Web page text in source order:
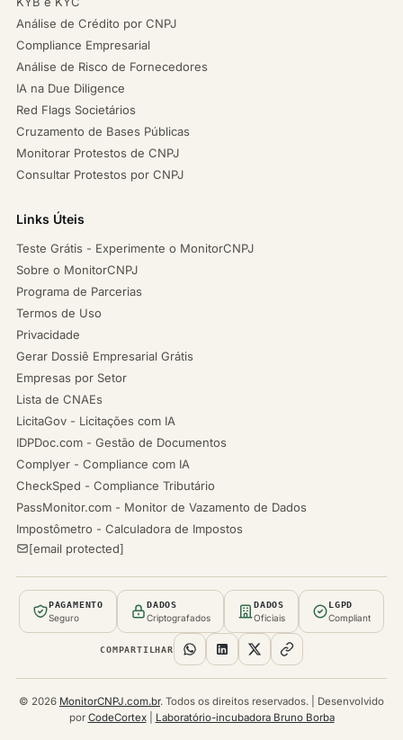
Análise de Crédito por CNPJ
Compliance Empresarial
Análise de Risco de Fornecedores
IA na Due Diligence
Red Flags Societários
Cruzamento de Bases Públicas
Monitorar Protestos de CNPJ
Consultar Protestos por CNPJ
Links Úteis
Teste Grátis - Experimente o MonitorCNPJ
Sobre o MonitorCNPJ
Programa de Parcerias
Termos de Uso
Privacidade
Gerar Dossiê Empresarial Grátis
Empresas por Setor
Lista de CNAEs
LicitaGov - Licitações com IA
IDPDoc.com - Gestão de Documentos
Complyer - Compliance com IA
CheckSped - Compliance Tributário
PassMonitor.com - Monitor de Vazamento de Dados
Impostômetro - Calculadora de Impostos
[email protected]
PAGAMENTO
Seguro
DADOS
Criptografados
DADOS
Oficiais
LGPD
Compliant
COMPARTILHAR
© 2026 MonitorCNPJ.com.br. Todos os direitos reservados. | Desenvolvido
por CodeCortex| Laboratório-incubadora Bruno Borba